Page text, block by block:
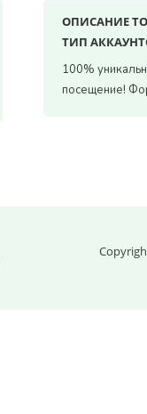
ОПИСАНИЕ
ТИП
100%
посещение!